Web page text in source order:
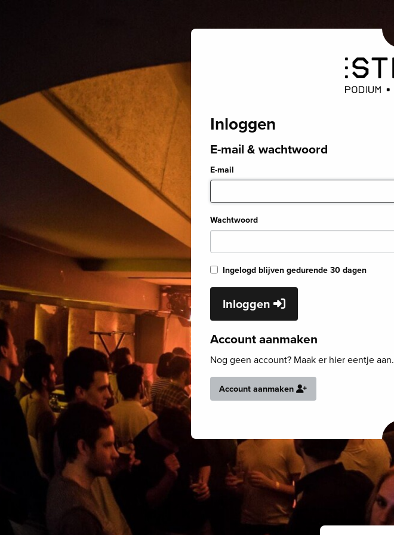
Inloggen
E-mail & wachtwoord
E-mail
Wachtwoord
Ingelogd blijven gedurende 30 dagen
Inloggen
Account aanmaken
Nog geen account? Maak er hier eentje aan.
Account aanmaken